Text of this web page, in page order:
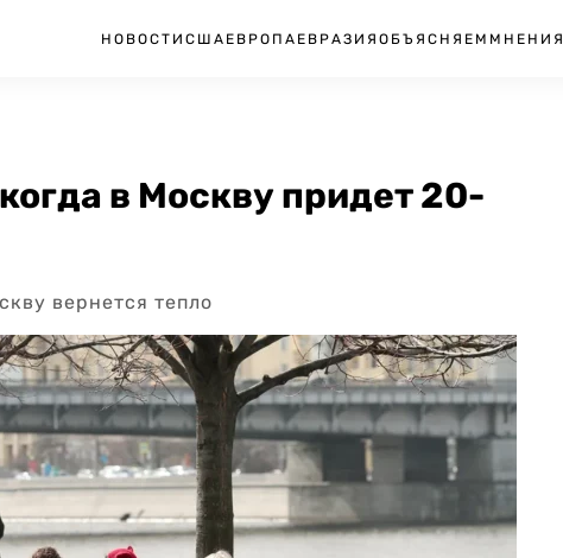
НОВОСТИ США ЕВРОПА ЕВРАЗИЯ ОБЪЯСНЯЕМ МНЕНИЯ
в Москву придет 20-
вернется тепло